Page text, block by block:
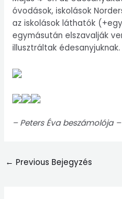
óvodások, iskolások
az iskolások láthatók
egymásután elszavalják
illusztráltak édesanyjuknak.
– Peters Éva beszámolója –
← Previous Bejegyzés